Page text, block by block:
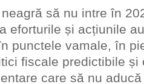
să nu intre în
eforturile și acțiunile
punctele vamale, în
fiscale predictibile și
care să nu